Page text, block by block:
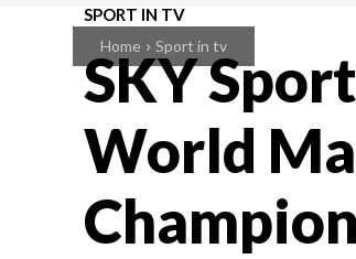
Home Sport in tv
SPORT IN TV
SKY
World